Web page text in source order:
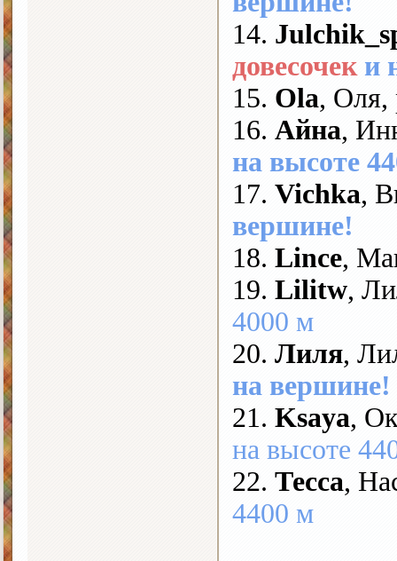
14.
довесочек и
15. Ola,
16. Айна,
на высоте
17. Vichka,
вершине!
18. Lince,
19. Lilitw,
4000 м
20. Лиля,
на вершине!
21. Ksaya,
на высоте
22. Тесса,
4400 м